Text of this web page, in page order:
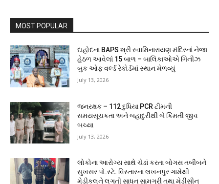
MOST POPULAR
દાહોદના BAPS શ્રી સ્વામિનારાયણ મંદિરનાં નેજા
હેઠળ આવેલાં 15 બાળ – બાલિકાઓએ ગિનીઝ
બુક ઓફ વર્લ્ડ રેકોર્ડમાં સ્થાન મેળવ્યું
July 13, 2026
જનરક્ષક – 112 દુધિયા PCR ટીમની
સમયસૂચકતા અને બહાદુરીથી બે કિંમતી જીવ
બચ્યા
July 13, 2026
લોકોના આરોગ્ય સાથે ચેડાં કરતા બોગસ તબીબને
સુખસર પો.સ્ટે. વિસ્તારના લખનપુર ગામેથી
મેડીકલને લગતી સાધન સામગ્રી તથા મેડીસીન